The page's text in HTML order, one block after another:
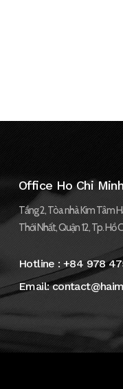
Office Ho Chi
Tầng 2, Tòa nhà Kim Tâm
Thới Nhất, Quận 12, Tp. Hồ
Hotline :+84 978
Email: